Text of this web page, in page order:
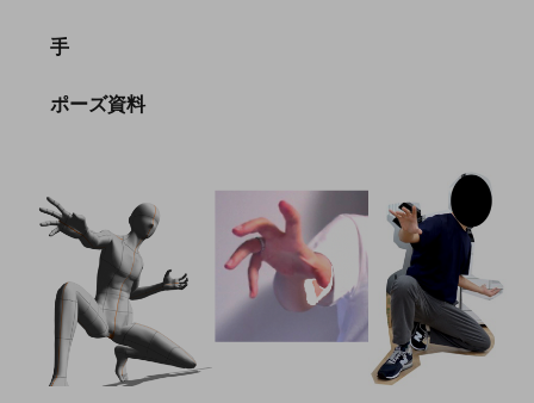
手
ポーズ資料